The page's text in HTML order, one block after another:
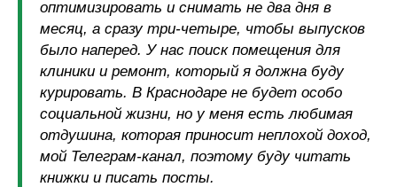
оптимизировать и снимать не два дня в
месяц, а сразу три-четыре, чтобы выпусков
было наперед. У нас поиск помещения для
клиники и ремонт, который я должна буду
курировать. В Краснодаре не будет особо
социальной жизни, но у меня есть любимая
отдушина, которая приносит неплохой доход,
мой Телеграм-канал, поэтому буду читать
книжки и писать посты.